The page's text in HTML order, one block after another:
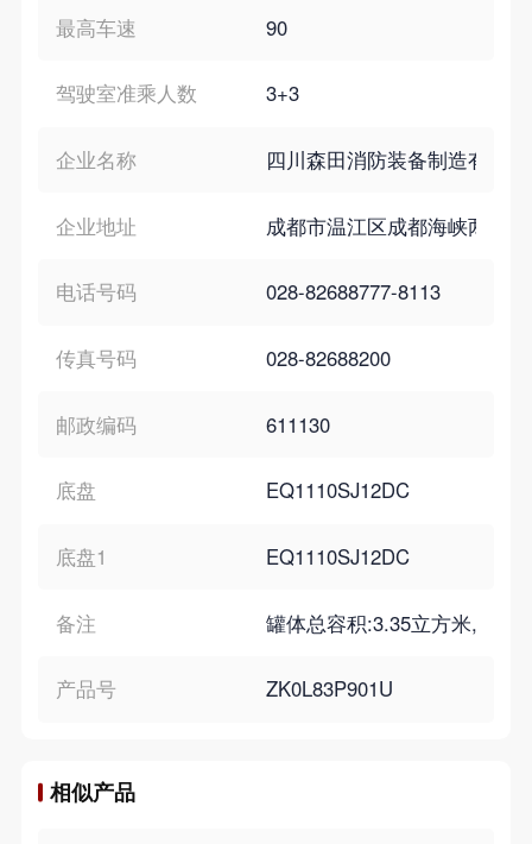
最高车速 90
驾驶室准乘人数 3+3
企业名称 四川森田消防装备制造有限
企业地址 成都市温江区成都海峡两岸
电话号码 028-82688777-8113
传真号码 028-82688200
邮政编码 611130
底盘 EQ1110SJ12DC
底盘1 EQ1110SJ12DC
备注 罐体总容积:3.35立方米,泡沫
产品号 ZK0L83P901U
相似产品